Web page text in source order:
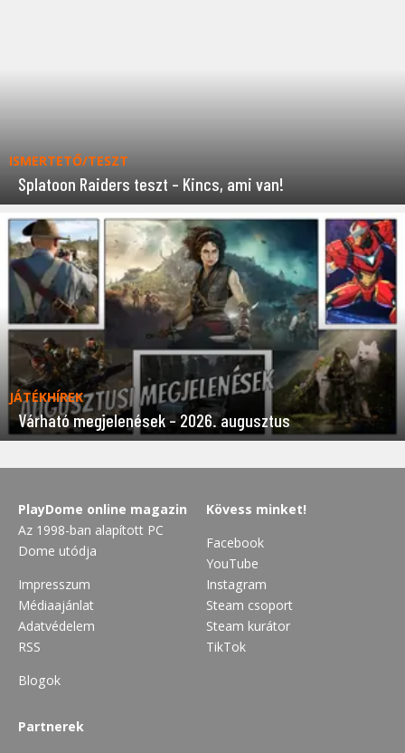
ISMERTETŐ/TESZT
Splatoon Raiders teszt – Kincs, ami van!
JÁTÉKHÍREK
Várható megjelenések – 2026. augusztus
PlayDome online magazin
Az 1998-ban alapított PC
Dome utódja
Impresszum
Médiaajánlat
Adatvédelem
RSS
Blogok
Kövess minket!
Facebook
YouTube
Instagram
Steam csoport
Steam kurátor
TikTok
Partnerek